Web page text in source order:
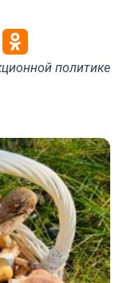
политике